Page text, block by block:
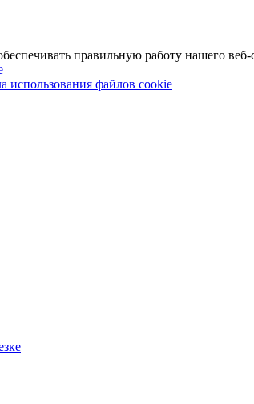
правильную работу нашего веб-
использования файлов cookie